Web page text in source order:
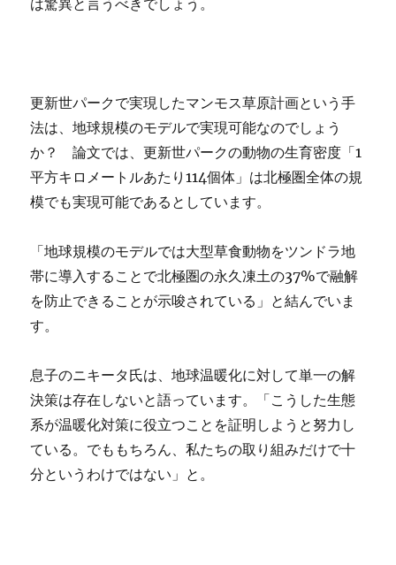
更新世パークで実現したマンモス草原計画という手
法は、地球規模のモデルで実現可能なのでしょう
か？ 論文では、更新世パークの動物の生育密度「1
平方キロメートルあたり114個体」は北極圏全体の規
模でも実現可能であるとしています。
「地球規模のモデルでは大型草食動物をツンドラ地
帯に導入することで北極圏の永久凍土の37%で融解
を防止できることが示唆されている」と結んでいま
す。
息子のニキータ氏は、地球温暖化に対して単一の解
決策は存在しないと語っています。「こうした生態
系が温暖化対策に役立つことを証明しようと努力し
ている。でももちろん、私たちの取り組みだけで十
分というわけではない」と。